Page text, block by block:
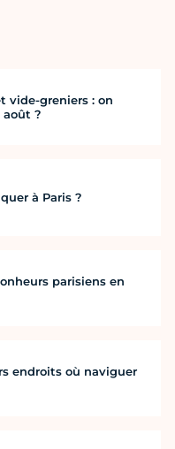
vide-greniers : on
août ?
à Paris ?
parisiens en
endroits où naviguer